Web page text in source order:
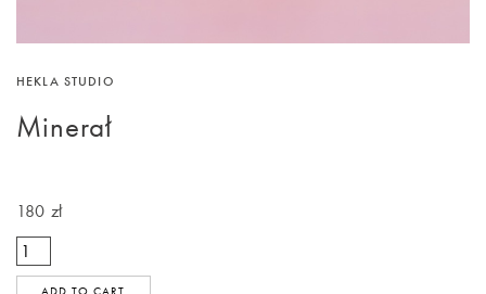
HEKLA STUDIO
Minerał
180 zł
ADD TO CART